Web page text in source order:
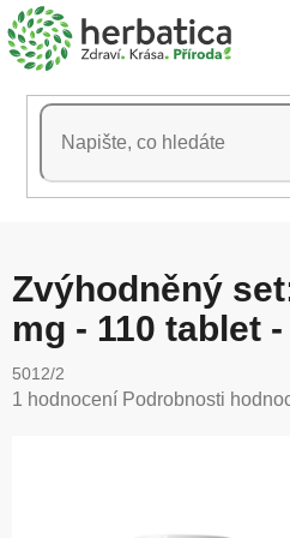
Přejít
na
obsah
Zvýhodněný
mg - 110 tablet
5012/2
Průměrné
1 hodnocení Podrobnosti